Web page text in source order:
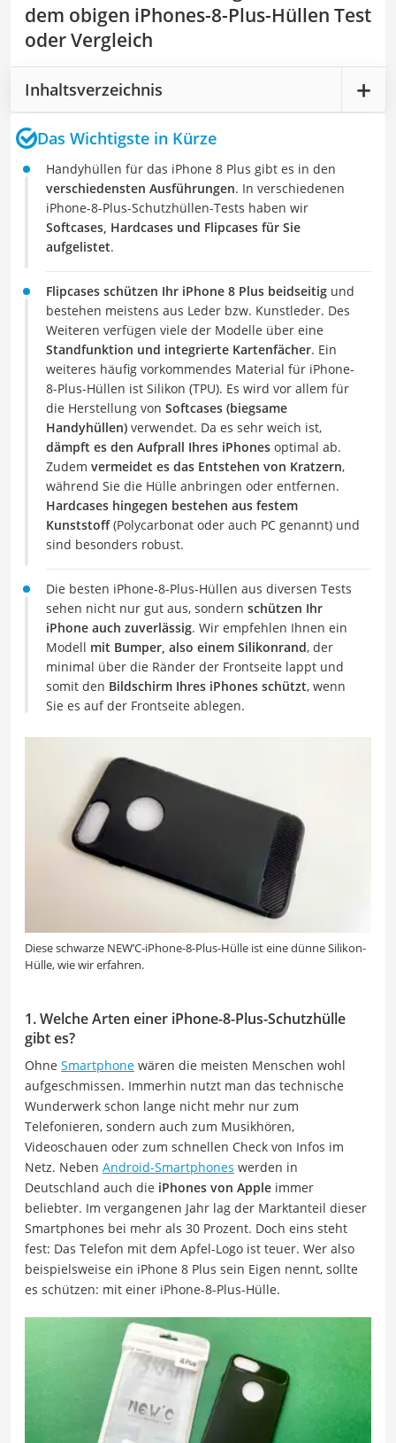
dem obigen iPhones-8-Plus-Hüllen Test
oder Vergleich
Inhaltsverzeichnis
Das Wichtigste in Kürze
Handyhüllen für das iPhone 8 Plus gibt es in den
verschiedensten Ausführungen. In verschiedenen
iPhone-8-Plus-Schutzhüllen-Tests haben wir
Softcases, Hardcases und Flipcases für Sie
aufgelistet.
Flipcases schützen Ihr iPhone 8 Plus beidseitig und
bestehen meistens aus Leder bzw. Kunstleder. Des
Weiteren verfügen viele der Modelle über eine
Standfunktion und integrierte Kartenfächer. Ein
weiteres häufig vorkommendes Material für iPhone-
8-Plus-Hüllen ist Silikon (TPU). Es wird vor allem für
die Herstellung von Softcases (biegsame
Handyhüllen) verwendet. Da es sehr weich ist,
dämpft es den Aufprall Ihres iPhones optimal ab.
Zudem vermeidet es das Entstehen von Kratzern,
während Sie die Hülle anbringen oder entfernen.
Hardcases hingegen bestehen aus festem
Kunststoff(Polycarbonat oder auch PC genannt) und
sind besonders robust.
Die besten iPhone-8-Plus-Hüllen aus diversen Tests
sehen nicht nur gut aus, sondern schützen Ihr
iPhone auch zuverlässig. Wir empfehlen Ihnen ein
Modell mit Bumper, also einem Silikonrand, der
minimal über die Ränder der Frontseite lappt und
somit den Bildschirm Ihres iPhones schützt, wenn
Sie es auf der Frontseite ablegen.
Diese schwarze NEW’C-iPhone-8-Plus-Hülle ist eine dünne Silikon-
Hülle, wie wir erfahren.
1. Welche Arten einer iPhone-8-Plus-Schutzhülle
gibt es?
Ohne Smartphone wären die meisten Menschen wohl
aufgeschmissen. Immerhin nutzt man das technische
Wunderwerk schon lange nicht mehr nur zum
Telefonieren, sondern auch zum Musikhören,
Videoschauen oder zum schnellen Check von Infos im
Netz. Neben Android-Smartphones werden in
Deutschland auch die iPhones von Apple immer
beliebter. Im vergangenen Jahr lag der Marktanteil dieser
Smartphones bei mehr als 30 Prozent. Doch eins steht
fest: Das Telefon mit dem Apfel-Logo ist teuer. Wer also
beispielsweise ein iPhone 8 Plus sein Eigen nennt, sollte
es schützen: mit einer iPhone-8-Plus-Hülle.